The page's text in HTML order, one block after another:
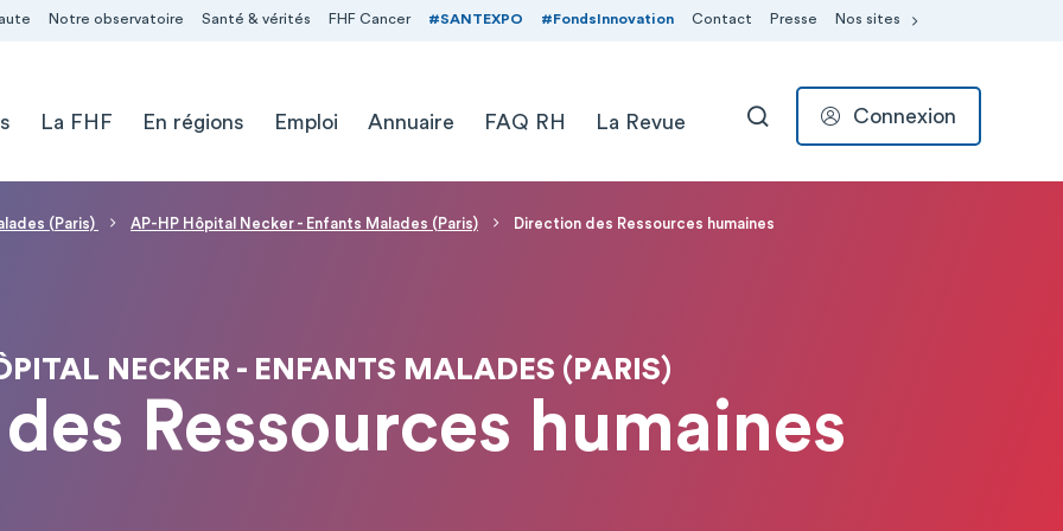
Notre observatoire Santé & vérités FHF Cancer #SANTEXPO #FondsInnovation Contact Presse Nos sites
La FHF En régions Emploi Annuaire FAQ RH La Revue RECHERCHER
Connexion
(Paris) AP-HP Hôpital Necker - Enfants Malades (Paris) Direction des Ressources humaines
NECKER - ENFANTS MALADES (PARIS)
Ressources humaines